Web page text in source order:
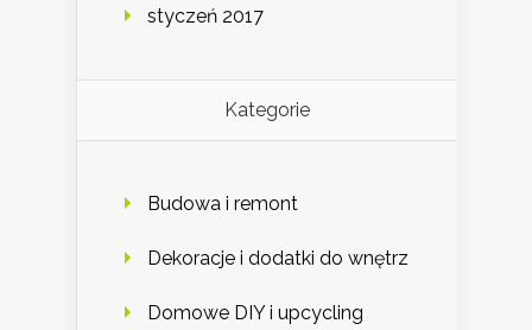
styczeń 2017
Kategorie
Budowa i remont
Dekoracje i dodatki do wnętrz
Domowe DIY i upcycling